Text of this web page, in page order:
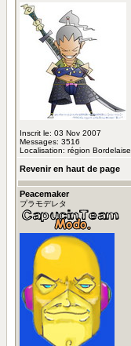
Inscrit le: 03 Nov 2007
Messages: 3516
Localisation: région Bordelaise
Revenir en haut de page
Peacemaker
プラモデレタ